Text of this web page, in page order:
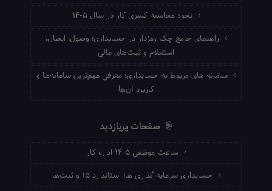
نحوه محاسبه کسری کار در سال ۱۴۰۵
راهنمای جامع چک رمزدار در حسابداری؛ وصول، ابطال،
استعلام و ثبت‌های مالی
سامانه های مربوط به حسابداری؛ معرفی مهم‌ترین سامانه‌ها و
کاربرد آن‌ها
صفحات پربازدید
ساعت موظفی ۱۴۰۵ اداره کار
حسابداری سرمایه گذاری ها؛ استاندارد ۱۵ و ثبت‌ها